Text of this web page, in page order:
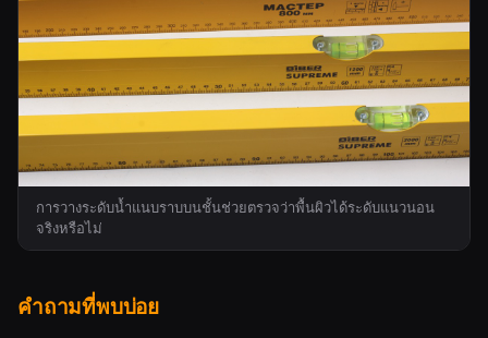
การวางระดับน้ำแนบราบบนชั้นช่วยตรวจว่าพื้นผิวได้ระดับแนวนอน
จริงหรือไม่
คำถามที่พบบ่อย